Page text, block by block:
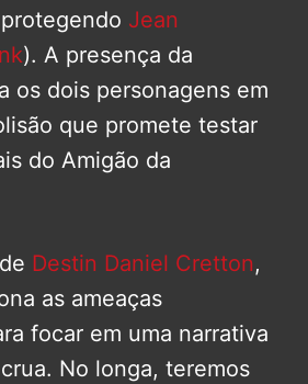
Jean
). A presença da
os dois personagens em
que promete testar
do Amigão da
Destin Daniel Cretton,
as ameaças
focar em uma narrativa
No longa, teremos